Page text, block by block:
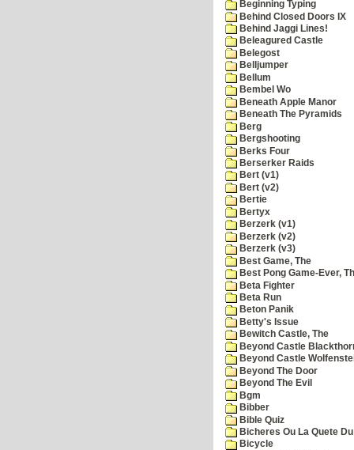
Beginning Typing
Behind Closed Doors IX
Behind Jaggi Lines!
Beleagured Castle
Belegost
Belljumper
Bellum
Bembel Wo
Beneath Apple Manor
Beneath The Pyramids
Berg
Bergshooting
Berks Four
Berserker Raids
Bert (v1)
Bert (v2)
Bertie
Bertyx
Berzerk (v1)
Berzerk (v2)
Berzerk (v3)
Best Game, The
Best Pong Game-Ever,
Beta Fighter
Beta Run
Beton Panik
Betty's Issue
Bewitch Castle, The
Beyond Castle
Beyond Castle
Beyond The Door
Beyond The Evil
Bgm
Bibber
Bible Quiz
Bicheres Ou La Quete
Bicycle